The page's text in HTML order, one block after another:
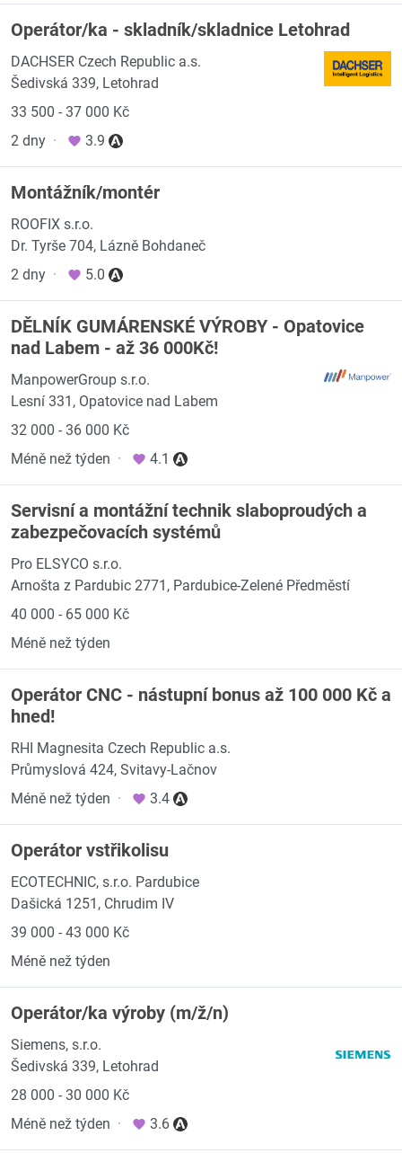
Operátor/ka - skladník/skladnice Letohrad
DACHSER Czech Republic a.s.
Šedivská 339, Letohrad
33 500 - 37 000 Kč
2 dny · 3.9
Montážník/montér
ROOFIX s.r.o.
Dr. Tyrše 704, Lázně Bohdaneč
2 dny · 5.0
DĚLNÍK GUMÁRENSKÉ VÝROBY - Opatovice
nad Labem - až 36 000Kč!
ManpowerGroup s.r.o.
Lesní 331, Opatovice nad Labem
32 000 - 36 000 Kč
Méně než týden · 4.1
Servisní a montážní technik slaboproudých a
zabezpečovacích systémů
Pro ELSYCO s.r.o.
Arnošta z Pardubic 2771, Pardubice-Zelené Předměstí
40 000 - 65 000 Kč
Méně než týden
Operátor CNC - nástupní bonus až 100 000 Kč a
hned!
RHI Magnesita Czech Republic a.s.
Průmyslová 424, Svitavy-Lačnov
Méně než týden · 3.4
Operátor vstřikolisu
ECOTECHNIC, s.r.o. Pardubice
Dašická 1251, Chrudim IV
39 000 - 43 000 Kč
Méně než týden
Operátor/ka výroby (m/ž/n)
Siemens, s.r.o.
Šedivská 339, Letohrad
28 000 - 30 000 Kč
Méně než týden · 3.6